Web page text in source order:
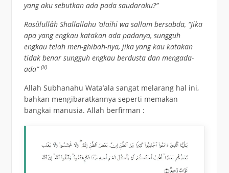
yang aku sebutkan ada pada saudaraku?”
Rasûlullâh Shallallahu ‘alaihi wa sallam bersabda, “Jika
apa yang engkau katakan ada padanya, sungguh
engkau telah men-ghibah-nya, jika yang kau katakan
tidak benar sungguh engkau berdusta dan mengada-
ada” (ii)
Allah Subhanahu Wata’ala sangat melarang hal ini,
bahkan mengibaratkannya seperti memakan
bangkai manusia. Allah berfirman :